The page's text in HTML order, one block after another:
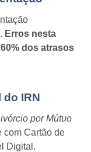
Erros nesta
dos atrasos
IRN
por Mútuo
com Cartão de
Digital.